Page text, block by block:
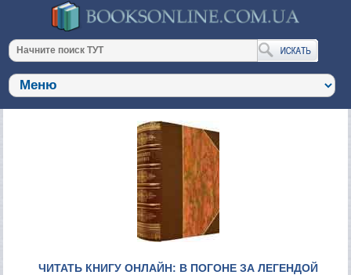
ЧИТАТЬ КНИГУ ОНЛАЙН: В ПОГОНЕ ЗА ЛЕГЕНДОЙ